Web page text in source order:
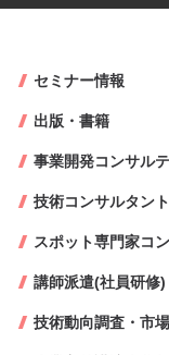
セミナー情報
出版・書籍
事業開発コンサル
技術コンサルタン
スポット専門家コ
講師派遣(社員研修)
技術動向調査・市